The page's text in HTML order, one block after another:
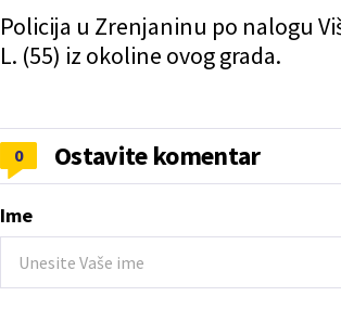
Policija u Zrenjaninu po nalogu
L. (55) iz okoline ovog grada.
0 Ostavite komentar
Ime